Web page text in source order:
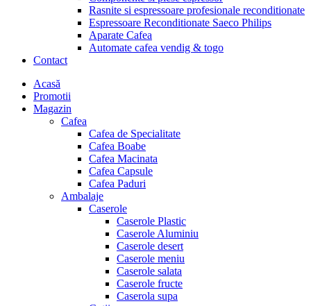
Rasnite si espressoare profesionale reconditionate
Espressoare Reconditionate Saeco Philips
Aparate Cafea
Automate cafea vendig & togo
Contact
Menu
Acasă
Promotii
Magazin
Cafea
Cafea de Specialitate
Cafea Boabe
Cafea Macinata
Cafea Capsule
Cafea Paduri
Ambalaje
Caserole
Caserole Plastic
Caserole Aluminiu
Caserole desert
Caserole meniu
Caserole salata
Caserole fructe
Caserola supa